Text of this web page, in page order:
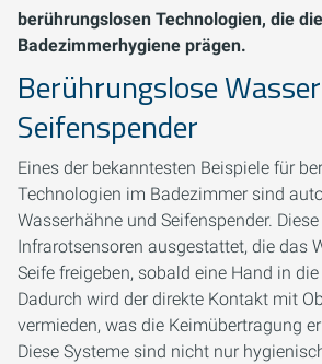
berührungslosen Technologien, die
Badezimmerhygiene prägen.
Berührungslose
Seifenspender
Eines der bekanntesten Beispiele für
Technologien im Badezimmer sind
Wasserhähne und Seifenspender.
Infrarotsensoren ausgestattet, die das
Seife freigeben, sobald eine Hand in
Dadurch wird der direkte Kontakt mit
vermieden, was die Keimübertragung
Diese Systeme sind nicht nur